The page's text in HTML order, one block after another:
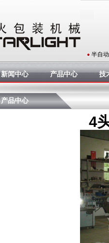
半自
新闻中心 产品中心 技
产品中心
4